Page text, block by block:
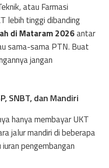
atau Farmasi
lebih tinggi dibanding
di Mataram 2026antar
sama-sama PTN. Buat
jangan
SNBT, dan Mandiri
hanya membayar UKT
jalur mandiri di beberapa
pengembangan